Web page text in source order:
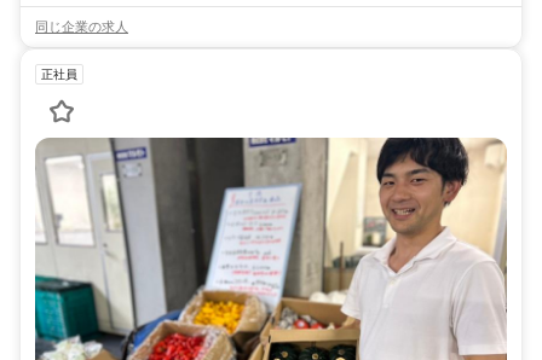
同じ企業の求人
正社員